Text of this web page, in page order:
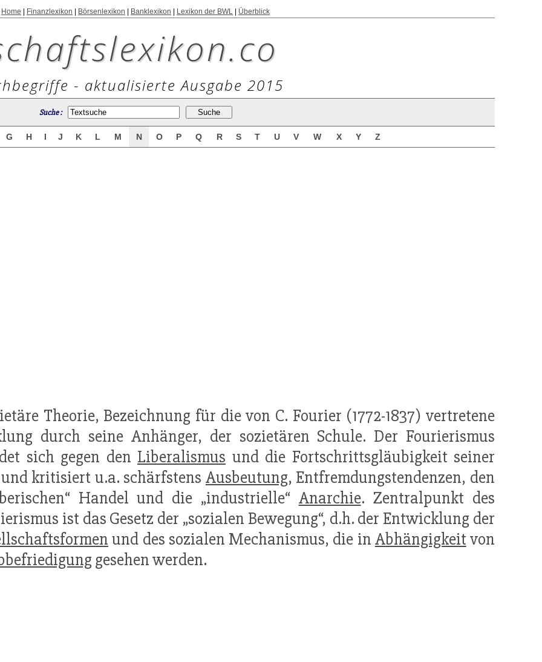
Home Finanzlexikon Börsenlexikon Banklexikon Lexikon der BWL Überblick
- aktualisierte Ausgabe 2015
Suche :
G H I J K L M N O P Q R S T U V W X Y Z
Theorie, Bezeichnung für die von C. Fourier (1772-1837) vertretene
durch seine Anhänger, der sozietären Schule. Der Fourierismus
sich gegen den Liberalismus und die Fortschrittsgläubigkeit seiner
kritisiert u.a. schärfstens Ausbeutung, Entfremdungstendenzen, den
Handel und die „industrielle“ Anarchie. Zentralpunkt des
ist das Gesetz der „sozialen Bewegung“, d.h. der Entwicklung der
und des sozialen Mechanismus, die in Abhängigkeit von
gesehen werden.